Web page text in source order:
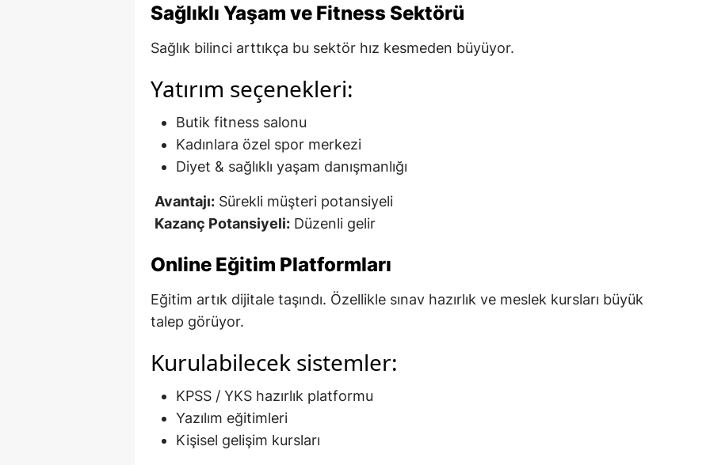
Sağlıklı Yaşam ve Fitness Sektörü
Sağlık bilinci arttıkça bu sektör hız kesmeden büyüyor.
Yatırım seçenekleri:
Butik fitness salonu
Kadınlara özel spor merkezi
Diyet & sağlıklı yaşam danışmanlığı
Avantajı: Sürekli müşteri potansiyeli
Kazanç Potansiyeli: Düzenli gelir
Online Eğitim Platformları
Eğitim artık dijitale taşındı. Özellikle sınav hazırlık ve meslek kursları büyük
talep görüyor.
Kurulabilecek sistemler:
KPSS / YKS hazırlık platformu
Yazılım eğitimleri
Kişisel gelişim kursları